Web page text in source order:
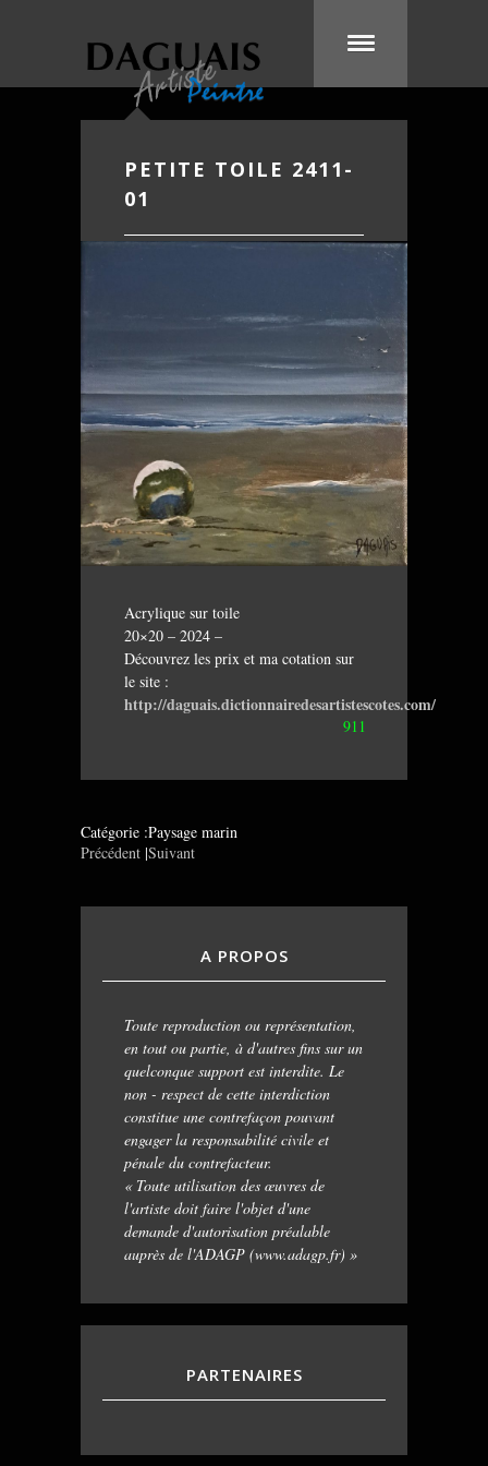
PETITE TOILE 2411-
01
Acrylique sur toile
20×20 – 2024 –
Découvrez les prix et ma cotation sur
le site :
http://daguais.dictionnairedesartistescotes.com/
911
Catégorie :Paysage marin
Précédent |Suivant
A PROPOS
Toute reproduction ou représentation,
en tout ou partie, à d'autres fins sur un
quelconque support est interdite. Le
non - respect de cette interdiction
constitue une contrefaçon pouvant
engager la responsabilité civile et
pénale du contrefacteur.
« Toute utilisation des œuvres de
l'artiste doit faire l'objet d'une
demande d'autorisation préalable
auprès de l'ADAGP (www.adagp.fr) »
PARTENAIRES